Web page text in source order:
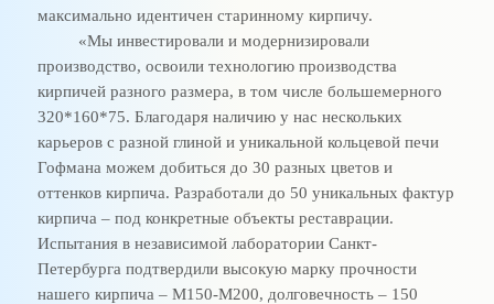
максимально идентичен старинному кирпичу.
«Мы инвестировали и модернизировали
производство, освоили технологию производства
кирпичей разного размера, в том числе большемерного
320*160*75. Благодаря наличию у нас нескольких
карьеров с разной глиной и уникальной кольцевой печи
Гофмана можем добиться до 30 разных цветов и
оттенков кирпича. Разработали до 50 уникальных фактур
кирпича – под конкретные объекты реставрации.
Испытания в независимой лаборатории Санкт-
Петербурга подтвердили высокую марку прочности
нашего кирпича – М150-М200, долговечность – 150